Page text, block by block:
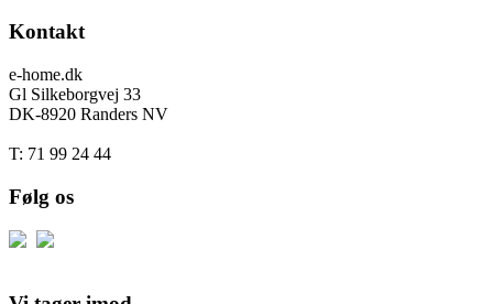
Kontakt
e-home.dk
Gl Silkeborgvej 33
DK-8920 Randers NV
T: 71 99 24 44
Følg os